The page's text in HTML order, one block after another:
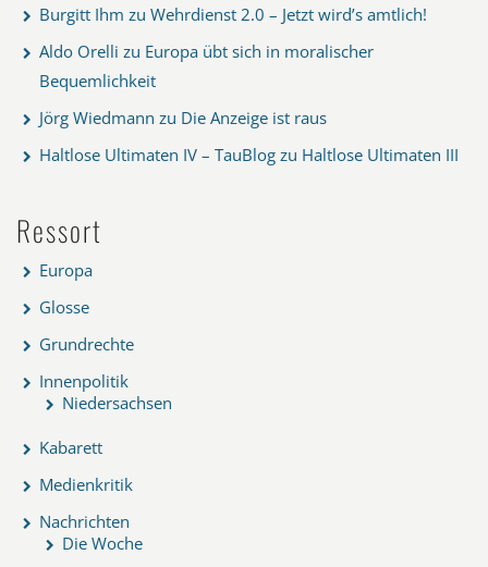
Burgitt Ihm zu Wehrdienst 2.0 – Jetzt wird’s amtlich!
Aldo Orelli zu Europa übt sich in moralischer
Bequemlichkeit
Jörg Wiedmann zu Die Anzeige ist raus
Haltlose Ultimaten IV – TauBlog zu Haltlose Ultimaten III
Ressort
Europa
Glosse
Grundrechte
Innenpolitik
Niedersachsen
Kabarett
Medienkritik
Nachrichten
Die Woche